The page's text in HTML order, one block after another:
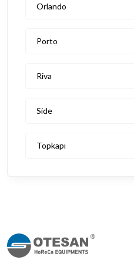
Orlando
Porto
Riva
Side
Topkapı